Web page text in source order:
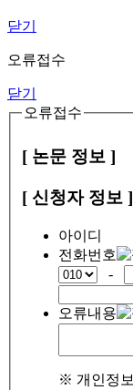
닫기
오류접수
닫기
오류접수
[ 논문 정보 ]
[ 신청자 정보 ]
아이디
전화번호
-
오류내용
※ 개인정